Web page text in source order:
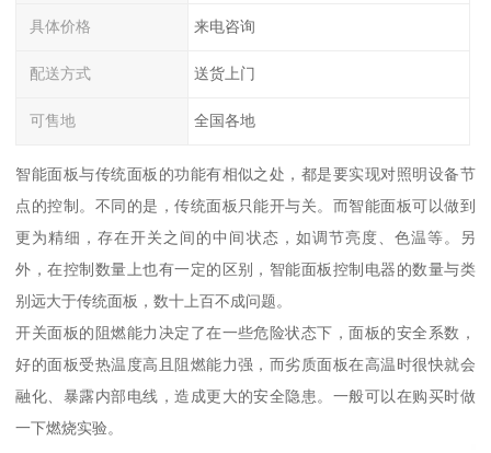
具体价格 来电咨询
配送方式 送货上门
可售地 全国各地
智能面板与传统面板的功能有相似之处，都是要实现对照明设备节
点的控制。不同的是，传统面板只能开与关。而智能面板可以做到
更为精细，存在开关之间的中间状态，如调节亮度、色温等。另
外，在控制数量上也有一定的区别，智能面板控制电器的数量与类
别远大于传统面板，数十上百不成问题。
开关面板的阻燃能力决定了在一些危险状态下，面板的安全系数，
好的面板受热温度高且阻燃能力强，而劣质面板在高温时很快就会
融化、暴露内部电线，造成更大的安全隐患。一般可以在购买时做
一下燃烧实验。